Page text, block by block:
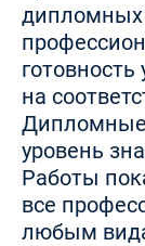
дипломных
на
Дипломные
уровень
Работы
все
любым